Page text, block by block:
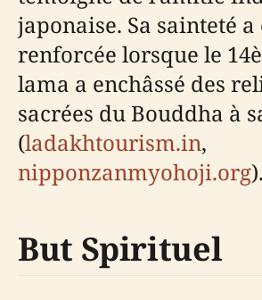
japonaise. Sa sainteté a
renforcée lorsque le
lama a enchâssé des
sacrées du Bouddha à
(ladakhtourism.in,
nipponzanmyohoji.org).
But Spirituel